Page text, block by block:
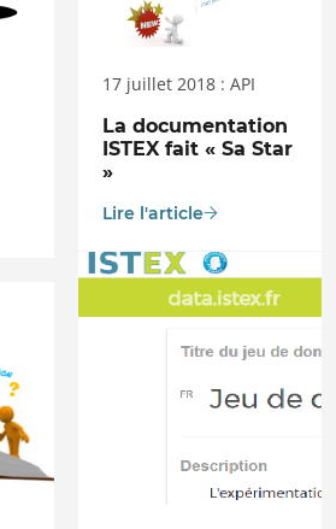
17 juillet 2018 : API
La documentation
ISTEX fait « Sa Star
»
Lire l'article